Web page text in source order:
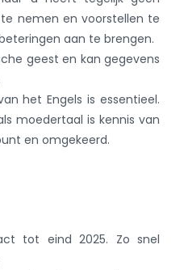
nemen en voorstellen te
aan te brengen.
geest en kan gegevens
het Engels is essentieel.
moedertaal is kennis van
en omgekeerd.
tot eind 2025. Zo snel